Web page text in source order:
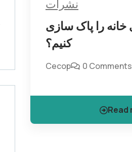
نشرات
را پاک سازی
کنیم؟
Cecop 0 Comments
Read